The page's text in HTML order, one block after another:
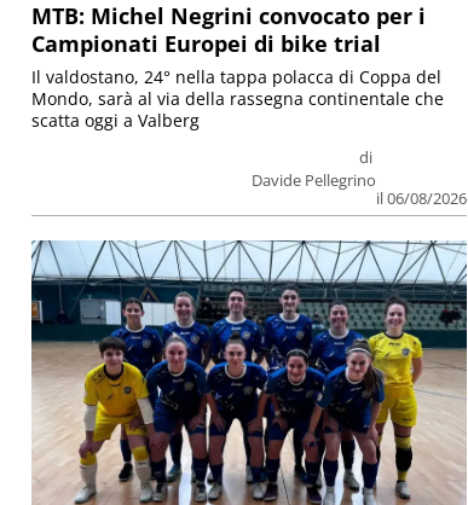
MTB: Michel Negrini convocato per i
Campionati Europei di bike trial
di
Davide Pellegrino
il 06/08/2026
Il valdostano, 24° nella tappa polacca di Coppa del
Mondo, sarà al via della rassegna continentale che
scatta oggi a Valberg